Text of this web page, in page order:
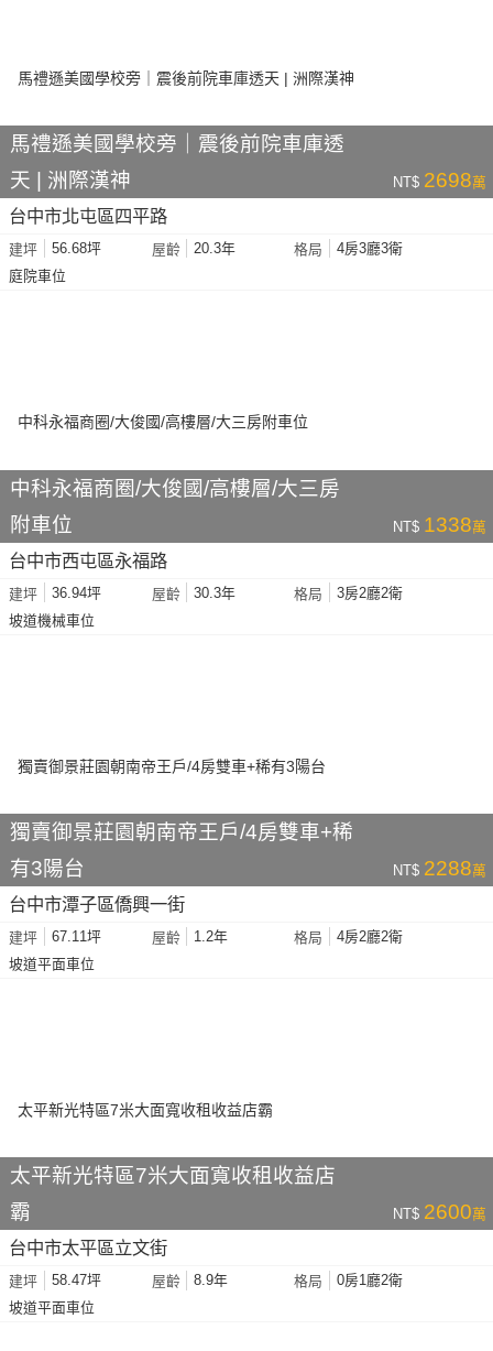
馬禮遜美國學校旁｜震後前院車庫透
天 | 洲際漢神
NT$ 2698萬
台中市北屯區四平路
建坪 56.68坪 屋齡 20.3年 格局
4房3廳3衛
庭院車位
中科永福商圈/大俊國/高樓層/大三房
附車位
NT$ 1338萬
台中市西屯區永福路
建坪 36.94坪 屋齡 30.3年 格局
3房2廳2衛
坡道機械車位
獨賣御景莊園朝南帝王戶/4房雙車+稀
有3陽台
NT$ 2288萬
台中市潭子區僑興一街
建坪 67.11坪 屋齡 1.2年 格局
4房2廳2衛
坡道平面車位
太平新光特區7米大面寬收租收益店
霸
NT$ 2600萬
台中市太平區立文街
建坪 58.47坪 屋齡 8.9年 格局
0房1廳2衛
坡道平面車位